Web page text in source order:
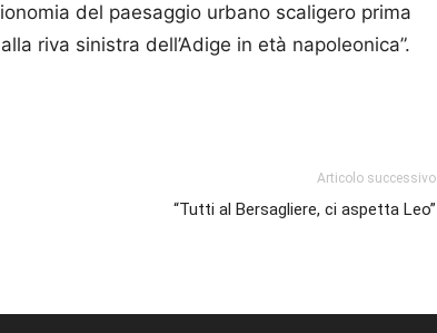
del paesaggio urbano scaligero prima
riva sinistra dell’Adige in età napoleonica”.
Articolo successivo
“Tutti al Bersagliere, ci aspetta Leo”